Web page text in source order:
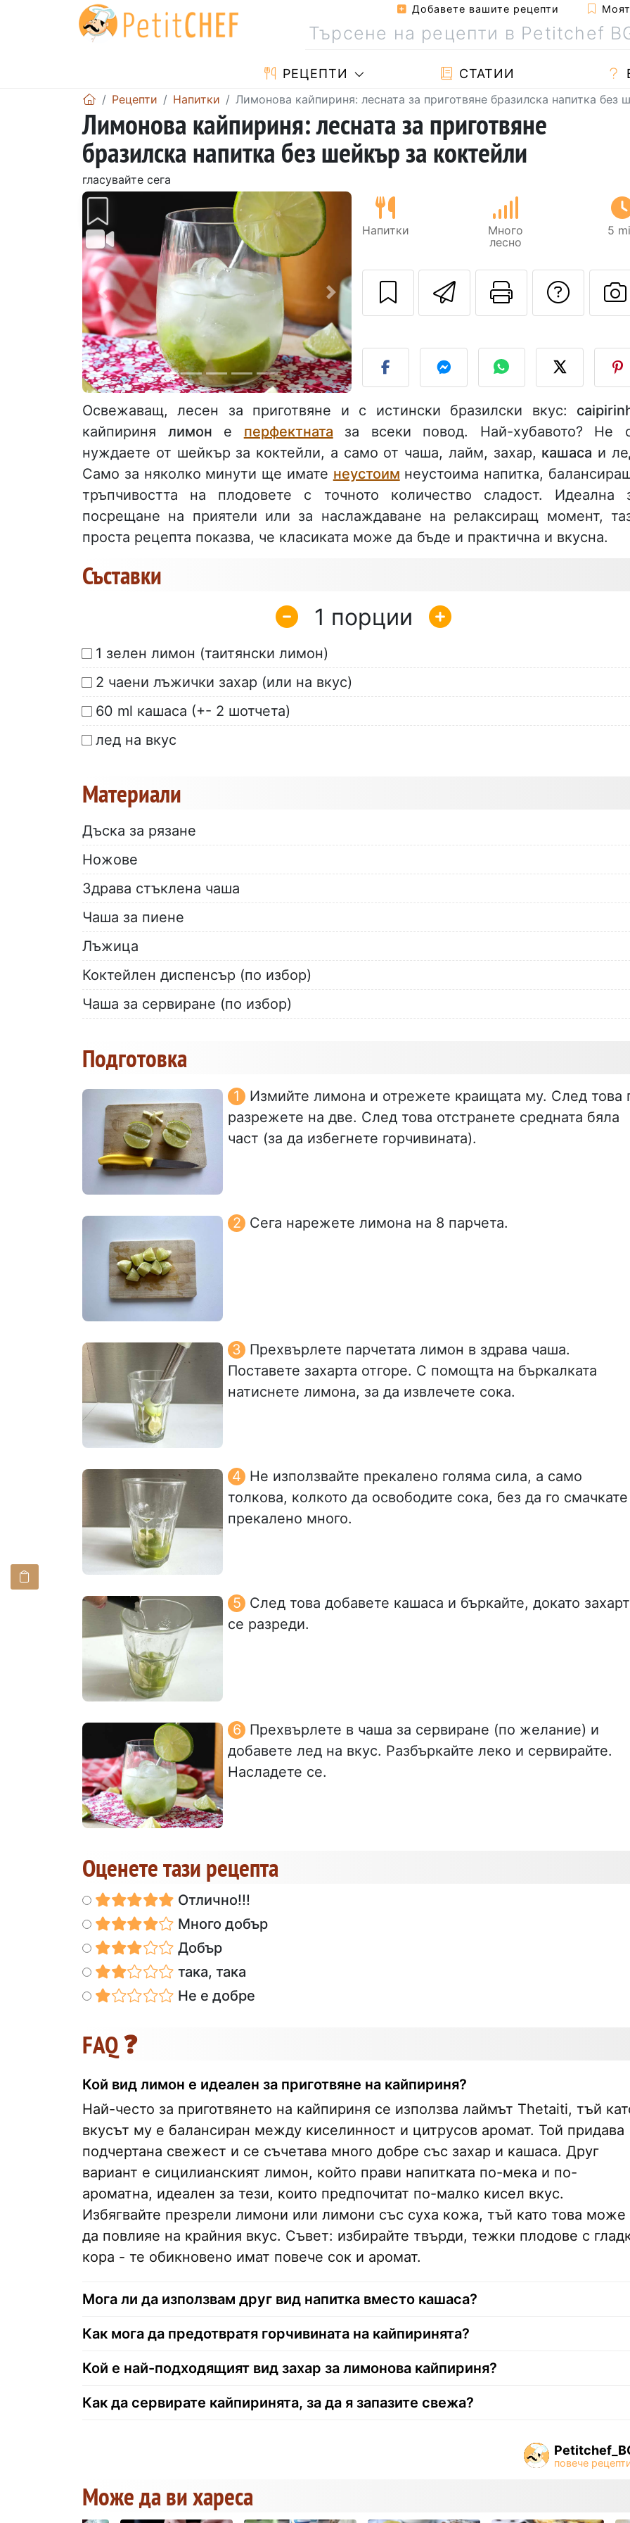
Добавете вашите рецепти
РЕЦЕПТИ СТАТИИ
Рецепти Напитки Лимонова кайпириня: лесната за приготвяне бразилска напитка без
Лимонова кайпириня: лесната за приготвяне
бразилска напитка без шейкър за коктейли
гласувайте сега
Предишен Следващ
Напитки
Много
лесно
5
ИзпратетеДа
Освежаващ, лесен за приготвяне и с истински бразилски вкус:
кайпириня лимон е перфектната за всеки повод. Най-хубавото? Не
нуждаете от шейкър за коктейли, а само от чаша, лайм, захар, кашаса и
Само за няколко минути ще имате неустоим неустоима напитка,
тръпчивостта на плодовете с точното количество сладост. Идеална
посрещане на приятели или за наслаждаване на релаксиращ момент,
проста рецепта показва, че класиката може да бъде и практична и вкусна.
Съставки
1
1 зелен лимон (таитянски лимон)
2 чаени лъжички захар (или на вкус)
60 ml кашаса (+- 2 шотчета)
лед на вкус
Материали
Дъска за рязане
Ножове
Здрава стъклена чаша
Чаша за пиене
Лъжица
Коктейлен диспенсър (по избор)
Чаша за сервиране (по избор)
Подготовка
Измийте лимона и отрежете краищата му. След това
разрежете на две. След това отстранете средната бяла
част (за да избегнете горчивината).
Сега нарежете лимона на 8 парчета.
Прехвърлете парчетата лимон в здрава чаша.
Поставете захарта отгоре. С помощта на бъркалката
натиснете лимона, за да извлечете сока.
Не използвайте прекалено голяма сила, а само
толкова, колкото да освободите сока, без да го смачкате
прекалено много.
След това добавете кашаса и бъркайте, докато
се разреди.
Прехвърлете в чаша за сервиране (по желание) и
добавете лед на вкус. Разбъркайте леко и сервирайте.
Насладете се.
Оценете тази рецепта
Отлично!!!
Много добър
Добър
така, така
Не е добре
FAQ ❓
Кой вид лимон е идеален за приготвяне на кайпириня?
Най-често за приготвянето на кайпириня се използва лаймът Thetaiti, тъй
вкусът му е балансиран между киселинност и цитрусов аромат. Той придава
подчертана свежест и се съчетава много добре със захар и кашаса. Друг
вариант е сицилианският лимон, който прави напитката по-мека и по-
ароматна, идеален за тези, които предпочитат по-малко кисел вкус.
Избягвайте презрели лимони или лимони със суха кожа, тъй като това може
да повлияе на крайния вкус. Съвет: избирайте твърди, тежки плодове с
кора - те обикновено имат повече сок и аромат.
Мога ли да използвам друг вид напитка вместо кашаса?
Как мога да предотвратя горчивината на кайпиринята?
Кой е най-подходящият вид захар за лимонова кайпириня?
Как да сервирате кайпиринята, за да я запазите свежа?
Може да ви хареса